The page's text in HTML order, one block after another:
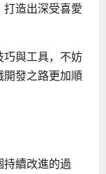
造出深受喜愛
與工具，不妨
開發之路更加順
持續改進的過